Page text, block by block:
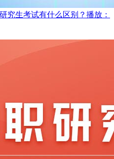
究生考试有什么区别？ 播放：